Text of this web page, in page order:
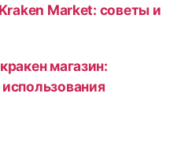
Market: советы и
магазин: